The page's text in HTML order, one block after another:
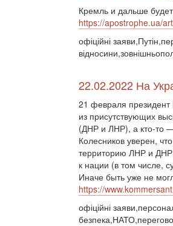
Кремль и дальше
https://apostrophe.ua/
офіційні
22.02.2022 На
21 февраля
из присутствующих
(ДНР и ЛНР), а кто-то
Колесников уверен,
территорию ЛНР и
к нации (в том числе,
Иначе быть уже не
https://
офіційні